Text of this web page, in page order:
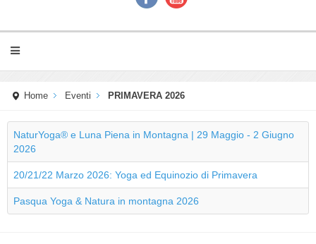
Home Eventi PRIMAVERA 2026
NaturYoga® e Luna Piena in Montagna | 29 Maggio - 2 Giugno
2026
20/21/22 Marzo 2026: Yoga ed Equinozio di Primavera
Pasqua Yoga & Natura in montagna 2026